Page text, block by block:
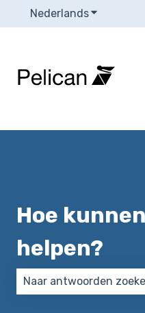
NederlandsSubmenu
Hoe
helpen?